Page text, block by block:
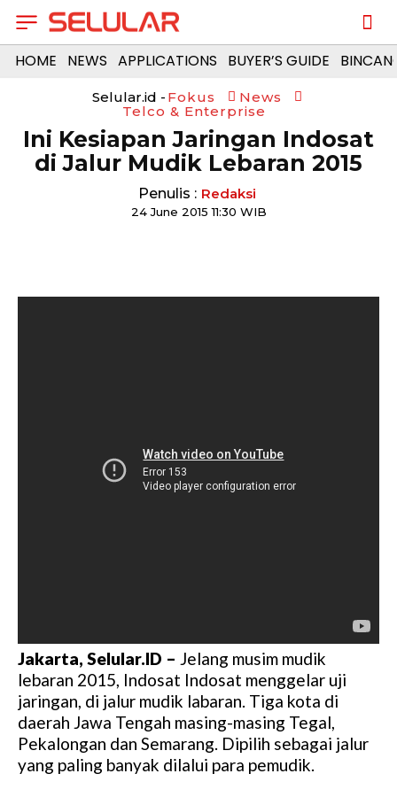
HOME NEWS APPLICATIONS BUYER’S GUIDE
Selular.id - Fokus
News
Telco & Enterprise
Ini Kesiapan Jaringan Indosat
di Jalur Mudik Lebaran 2015
Penulis : Redaksi
24 June 2015 11:30 WIB
Jakarta, Selular.ID – Jelang musim mudik
lebaran 2015, Indosat Indosat menggelar uji
jaringan, di jalur mudik labaran. Tiga kota di
daerah Jawa Tengah masing-masing Tegal,
Pekalongan dan Semarang. Dipilih sebagai jalur
yang paling banyak dilalui para pemudik.